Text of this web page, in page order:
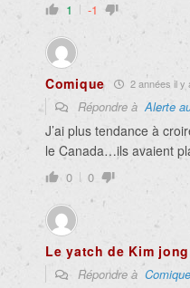
1 -1
Comique 2 années il y
Répondre àAlerte
J’ai plus tendance à
le Canada…ils avaient
0 0
Le yatch de Kim jong
Répondre à Comique